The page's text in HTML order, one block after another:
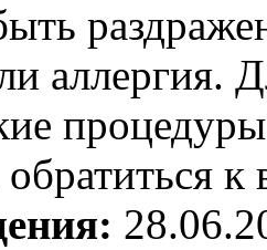
аллергия.
к